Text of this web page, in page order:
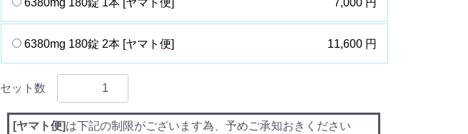
6380mg 180錠 2本 [ヤマト便] 11,600 円
セット数
[ヤマト便]は下記の制限がございます為、予めご承知おきください